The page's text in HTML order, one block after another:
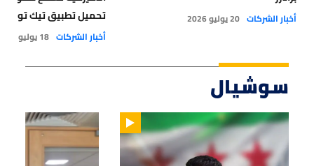
أخبار الشركات 20 يوليو 2026
تحميل تطبيق تيك توك
أخبار الشركات 18 يوليو 2026
سوشيال